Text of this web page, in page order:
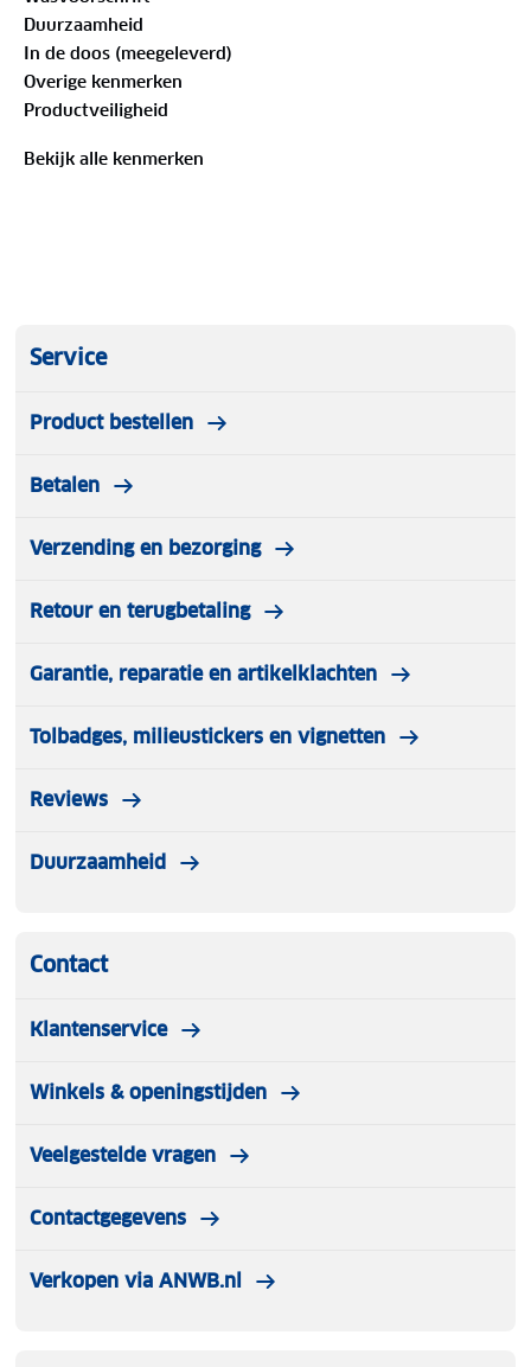
Dames Four Seasons Lightweight 2.0
Merk:Poederbaas
Model:Midlayer pully dames Four Seasons
Anti-odor coffeetreatment
Hoge kraag
Met duimgaten
Rits met ritsbeschermer (prikt niet)
Regular fit
Verkrijgbaar in verschillende kleuren
Duurzaamheid
In de doos (meegeleverd)
Overige kenmerken
Productveiligheid
Bekijk alle kenmerken
Service
Product bestellen
Betalen
Verzending en bezorging
Retour en terugbetaling
Garantie, reparatie en artikelklachten
Tolbadges, milieustickers en vignetten
Reviews
Duurzaamheid
Contact
Klantenservice
Winkels & openingstijden
Veelgestelde vragen
Contactgegevens
Verkopen via ANWB.nl